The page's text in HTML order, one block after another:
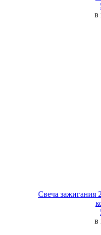
в
Свеча зажигания
в